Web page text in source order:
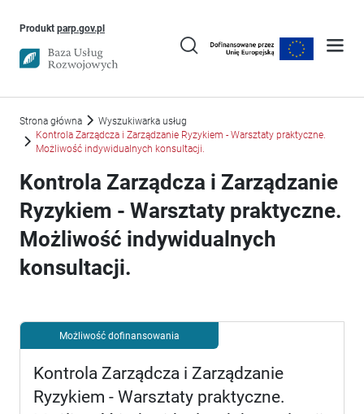
Produkt parp.gov.plUwaga, link otworzy się w nowym oknie
Strona główna
Wyszukiwarka usług
Kontrola Zarządcza i Zarządzanie Ryzykiem - Warsztaty praktyczne.
Możliwość indywidualnych konsultacji.
Kontrola Zarządcza i Zarządzanie
Ryzykiem - Warsztaty praktyczne.
Możliwość indywidualnych
konsultacji.
Możliwość dofinansowania
Kontrola Zarządcza i Zarządzanie
Ryzykiem - Warsztaty praktyczne.